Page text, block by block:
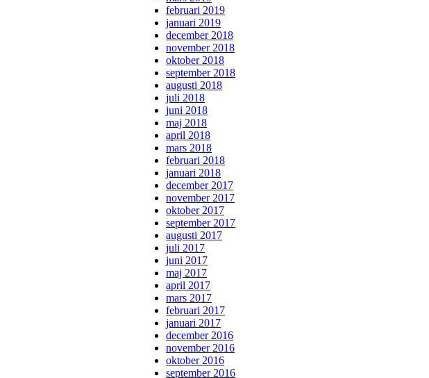
februari 2019
januari 2019
december 2018
november 2018
oktober 2018
september 2018
augusti 2018
juli 2018
juni 2018
maj 2018
april 2018
mars 2018
februari 2018
januari 2018
december 2017
november 2017
oktober 2017
september 2017
augusti 2017
juli 2017
juni 2017
maj 2017
april 2017
mars 2017
februari 2017
januari 2017
december 2016
november 2016
oktober 2016
september 2016